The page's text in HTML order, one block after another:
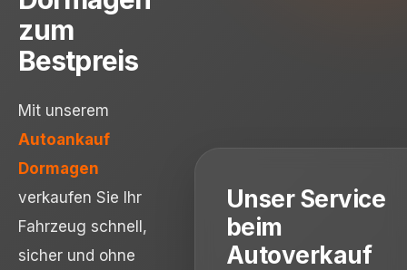
zum
Bestpreis
Mit unserem
Autoankauf
Dormagen
verkaufen Sie Ihr
Fahrzeug schnell,
sicher und ohne
Unser Service
beim
Autoverkauf